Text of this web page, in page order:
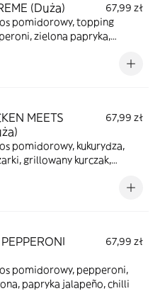
(Duża)
67,99 zł
pomidorowy, topping
zielona papryka,
MEETS
67,99 zł
pomidorowy, kukurydza,
grillowany kurczak,
67,99 zł
pomidorowy, pepperoni,
papryka jalapeño, chilli